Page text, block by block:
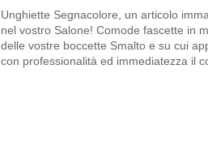
Unghiette Segnacolore, un articolo
nel vostro Salone! Comode fascette in
delle vostre boccette Smalto e su cui
con professionalità ed immediatezza il